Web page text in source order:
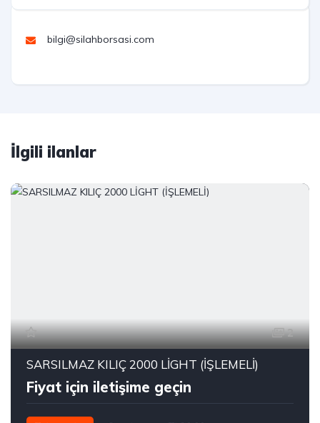
bilgi@silahborsasi.com
İlgili ilanlar
2
SARSILMAZ KILIÇ 2000 LİGHT (İŞLEMELİ)
Fiyat için iletişime geçin